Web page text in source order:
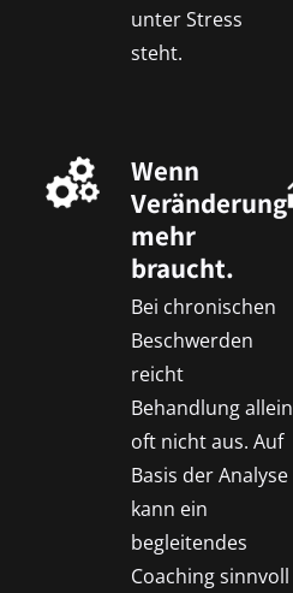
unter Stress
steht.
Wenn
Veränderung
mehr
braucht.
Bei chronischen
Beschwerden
reicht
Behandlung allein
oft nicht aus. Auf
Basis der Analyse
kann ein
begleitendes
Coaching sinnvoll